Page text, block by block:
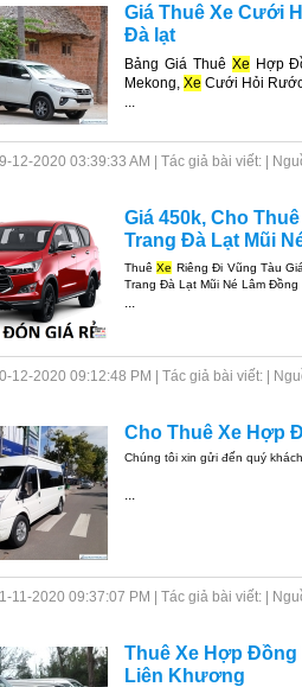
Giá Thuê Xe Cưới
Đà lạt
Bảng Giá Thuê Xe Hợp
Mekong, Xe Cưới Hỏi
...
12-2020 03:39:33 AM | Tác giả bài viết: |
Giá 450k, Cho
Trang Đà Lạt Mũi
ThuêXe Riêng Đi Vũng Tàu
Trang Đà Lạt Mũi Né Lâm Đồng
...
12-2020 09:12:48 PM | Tác giả bài viết: |
Cho Thuê Xe Hợp
Chúng tôi xin gửi đến quý
...
11-2020 09:37:07 PM | Tác giả bài viết: |
Thuê Xe Hợp Đồng
Liên Khương